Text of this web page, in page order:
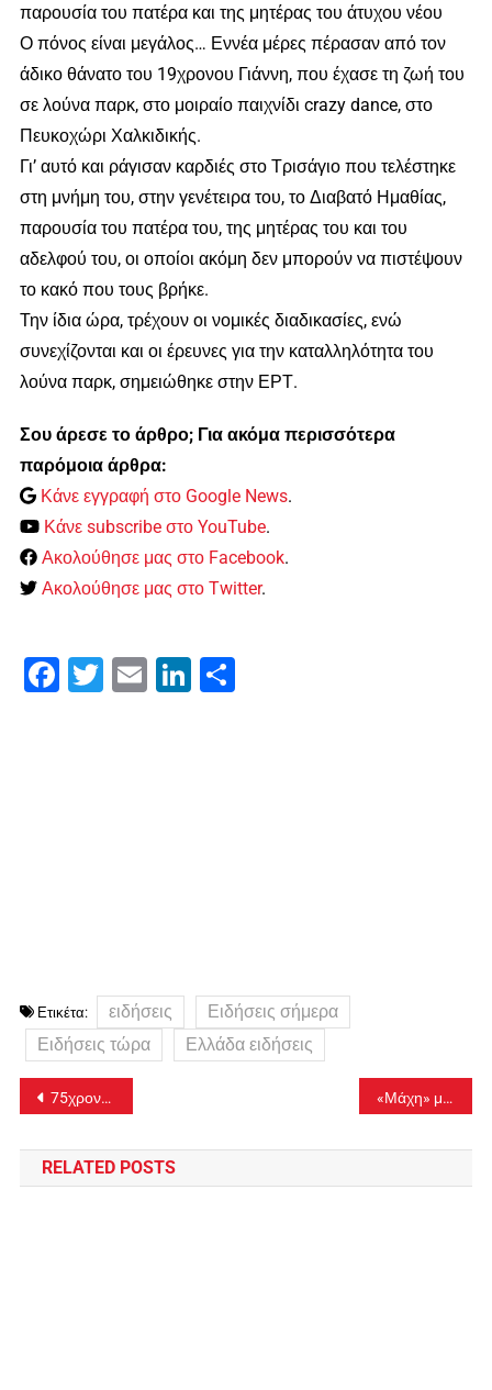
παρουσία του πατέρα και της μητέρας του άτυχου νέου
Ο πόνος είναι μεγάλος… Εννέα μέρες πέρασαν από τον
άδικο θάνατο του 19χρονου Γιάννη, που έχασε τη ζωή του
σε λούνα παρκ, στο μοιραίο παιχνίδι crazy dance, στο
Πευκοχώρι Χαλκιδικής.
Γι’ αυτό και ράγισαν καρδιές στο Τρισάγιο που τελέστηκε
στη μνήμη του, στην γενέτειρα του, το Διαβατό Ημαθίας,
παρουσία του πατέρα του, της μητέρας του και του
αδελφού του, οι οποίοι ακόμη δεν μπορούν να πιστέψουν
το κακό που τους βρήκε.
Την ίδια ώρα, τρέχουν οι νομικές διαδικασίες, ενώ
συνεχίζονται και οι έρευνες για την καταλληλότητα του
λούνα παρκ, σημειώθηκε στην ΕΡΤ.
Σου άρεσε το άρθρο; Για ακόμα περισσότερα
παρόμοια άρθρα:
Κάνε εγγραφή στο Google News.
Κάνε subscribe στο YouTube.
Ακολούθησε μας στο Facebook.
Ακολούθησε μας στο Twitter.
Facebook
Twitter Email LinkedIn
Ετικέτα: ειδήσεις
Ειδήσεις σήμερα
Ειδήσεις τώρα
Ελλάδα ειδήσεις
Πλοήγηση
άρθρων
75χρονος ασελγούσε σε βάρος δύο ανήλικων αδελφών «Μάχη» με τις φλόγες για 7η μέρα στο όρος Παγγαίο
RELATED POSTS